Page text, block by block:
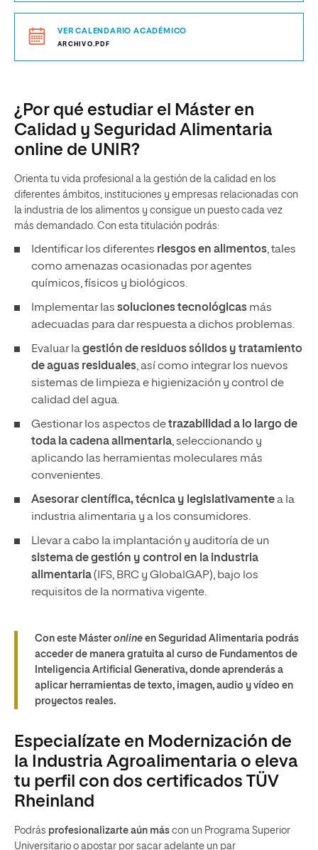
VER CALENDARIO ACADÉMICO
ARCHIVO.PDF
¿Por qué estudiar el Máster en
Calidad y Seguridad Alimentaria
online de UNIR?
Orienta tu vida profesional a la gestión de la calidad en los
diferentes ámbitos, instituciones y empresas relacionadas con
la industria de los alimentos y consigue un puesto cada vez
más demandado. Con esta titulación podrás:
Identificar los diferentes riesgos en alimentos, tales
como amenazas ocasionadas por agentes
químicos, físicos y biológicos.
Implementar las soluciones tecnológicas más
adecuadas para dar respuesta a dichos problemas.
Evaluar lagestión de residuos sólidos y tratamiento
de aguas residuales, así como integrar los nuevos
sistemas de limpieza e higienización y control de
calidad del agua.
Gestionar los aspectos detrazabilidad a lo largo de
toda la cadena alimentaria, seleccionando y
aplicando las herramientas moleculares más
convenientes.
Asesorar científica, técnica y legislativamentea la
industria alimentaria y a los consumidores.
Llevar a cabo la implantación y auditoría de un
sistema de gestión y control en la industria
alimentaria(IFS, BRC y GlobalGAP), bajo los
requisitos de la normativa vigente.
Con este Máster online en Seguridad Alimentaria podrás
acceder de manera gratuita al curso de Fundamentos de
Inteligencia Artificial Generativa, donde aprenderás a
aplicar herramientas de texto, imagen, audio y vídeo en
proyectos reales.
Especialízate en Modernización de
la Industria Agroalimentaria o eleva
tu perfil con dos certificados TÜV
Rheinland
Podrás profesionalizarte aún más con un Programa Superior
Universitario o apostar por sacar adelante un par